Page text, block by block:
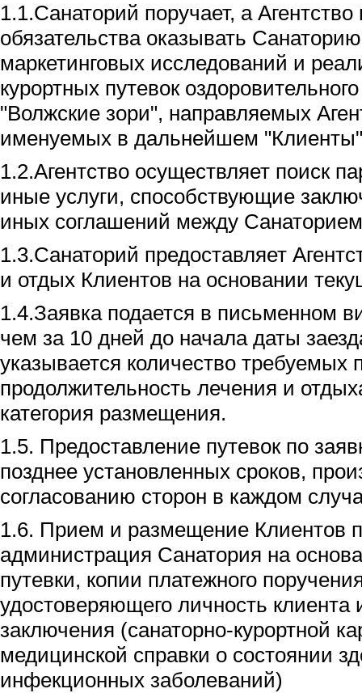
1.1.Санаторий поручает, а
обязательства оказывать
маркетинговых исследований и
курортных путевок
"Волжские зори", направляемых
именуемых в дальнейшем
1.2.Агентство осуществляет поиск
иные услуги, способствующие
иных соглашений между
1.3.Санаторий предоставляет
и отдых Клиентов на основании
1.4.Заявка подается в письменном
чем за 10 дней до начала даты
указывается количество требуемых
продолжительность лечения и
категория размещения.
1.5. Предоставление путевок по
позднее установленных сроков,
согласованию сторон в каждом
1.6. Прием и размещение Клиентов
администрация Санатория на
путевки, копии платежного
удостоверяющего личность клиента
заключения (санаторно-курортной
медицинской справки о состоянии
инфекционных заболеваний)